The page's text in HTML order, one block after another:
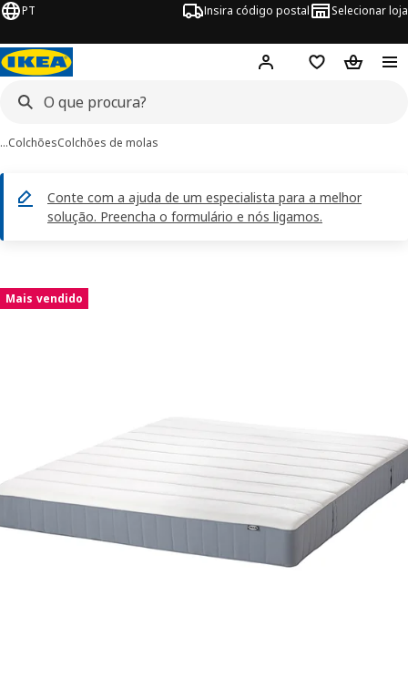
PT Insira código postal Selecionar loja
Hej! Inicie sessão
FavoritosCesto de
…ColchõesColchões de molas
Conte com a ajuda de um especialista para a melhor
solução. Preencha o formulário e nós ligamos.
Mais vendido